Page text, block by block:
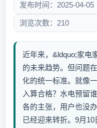
发布时间：2025-04-05
浏览次数：210
近年来，&ldquo;家电
的未来趋势。但问题
化的统一标准。就像
入算合格？水电预留
各的主张，用户也没
已经迎来转折。9月